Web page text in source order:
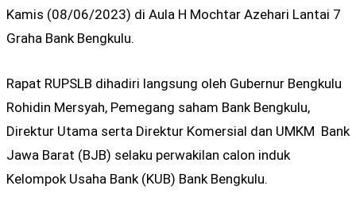
Kamis (08/06/2023) di Aula H Mochtar Azehari Lantai 7
Graha Bank Bengkulu.
Rapat RUPSLB dihadiri langsung oleh Gubernur Bengkulu
Rohidin Mersyah, Pemegang saham Bank Bengkulu,
Direktur Utama serta Direktur Komersial dan UMKM Bank
Jawa Barat (BJB) selaku perwakilan calon induk
Kelompok Usaha Bank (KUB) Bank Bengkulu.